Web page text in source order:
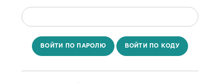
ВОЙТИ ПО ПАРОЛЮ ВОЙТИ ПО КОДУ